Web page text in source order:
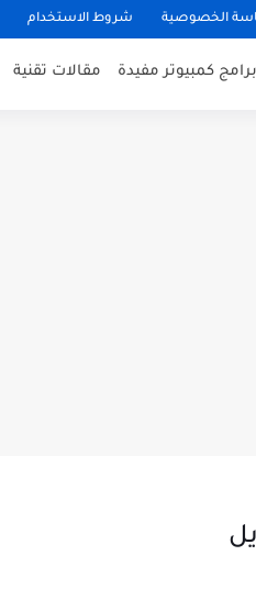
الخصوصية شروط الاستخدام
برامج كمبيوتر مفيدة مقالات تقنية